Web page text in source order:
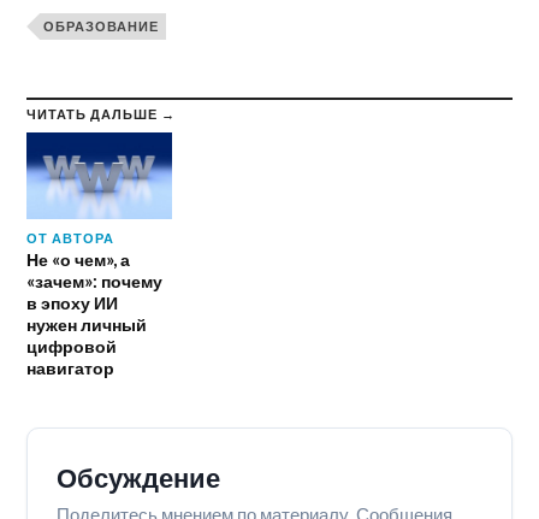
ОБРАЗОВАНИЕ
ЧИТАТЬ ДАЛЬШЕ →
ОТ АВТОРА
Не «о чем», а
«зачем»: почему
в эпоху ИИ
нужен личный
цифровой
навигатор
Обсуждение
Поделитесь мнением по материалу. Сообщения